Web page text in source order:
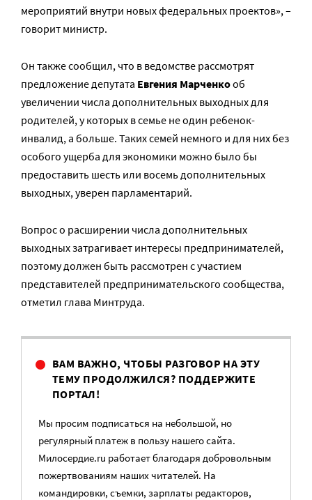
мероприятий внутри новых федеральных проектов», –
говорит министр.
Он также сообщил, что в ведомстве рассмотрят
предложение депутата Евгения Марченкооб
увеличении числа дополнительных выходных для
родителей, у которых в семье не один ребенок-
инвалид, а больше. Таких семей немного и для них без
особого ущерба для экономики можно было бы
предоставить шесть или восемь дополнительных
выходных, уверен парламентарий.
Вопрос о расширении числа дополнительных
выходных затрагивает интересы предпринимателей,
поэтому должен быть рассмотрен с участием
представителей предпринимательского сообщества,
отметил глава Минтруда.
ВАМ ВАЖНО, ЧТОБЫ РАЗГОВОР НА ЭТУ
ТЕМУ ПРОДОЛЖИЛСЯ? ПОДДЕРЖИТЕ
ПОРТАЛ!
Мы просим подписаться на небольшой, но
регулярный платеж в пользу нашего сайта.
Милосердие.ru работает благодаря добровольным
пожертвованиям наших читателей. На
командировки, съемки, зарплаты редакторов,